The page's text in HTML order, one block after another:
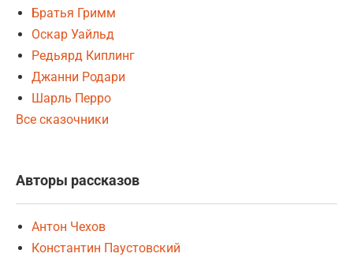
Братья Гримм
Оскар Уайльд
Редьярд Киплинг
Джанни Родари
Шарль Перро
Все сказочники
Авторы рассказов
Антон Чехов
Константин Паустовский